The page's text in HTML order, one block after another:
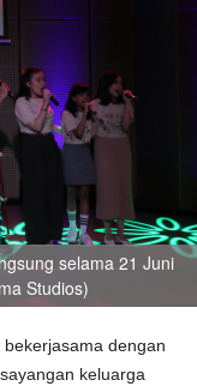
selama 21 Juni
Studios)
dengan
keluarga